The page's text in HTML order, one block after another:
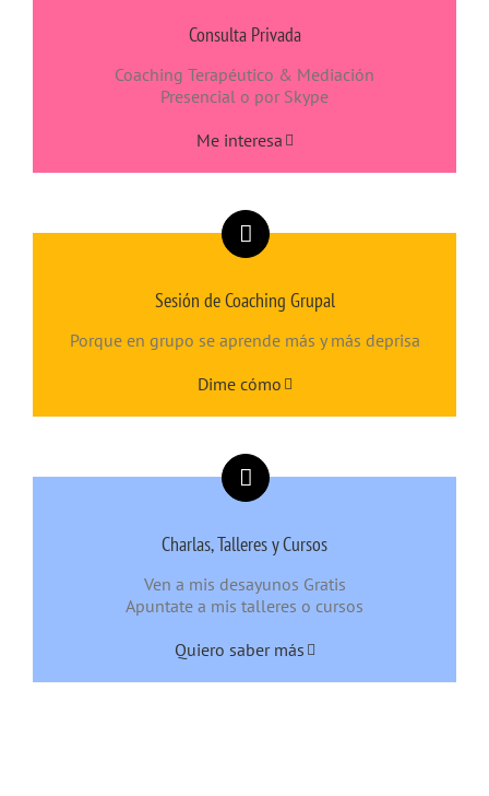
Consulta Privada
Coaching Terapéutico & Mediación
Presencial o por Skype
Me interesa
Sesión de Coaching Grupal
Porque en grupo se aprende más y más deprisa
Dime cómo
Charlas, Talleres y Cursos
Ven a mis desayunos Gratis
Apuntate a mis talleres o cursos
Quiero saber más